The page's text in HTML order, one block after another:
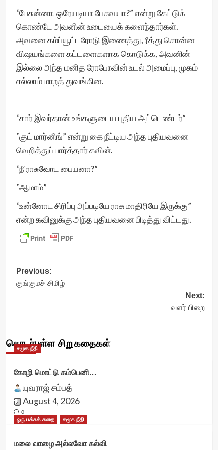
“பேசுன்னா, ஒரேயடியா பேசுவயா?” என்று கேட்டுக்
கொண்டே அவனின் உடையைக் களைந்தார்கள்.
அவனை கம்ப்யூட்டரோடு இணைத்து, ரீத்து சொன்ன
விஷயங்களை கட்டளைகளாக கொடுக்க, அவனின்
இல்லை அந்த மனித ரோபோவின் உடல் அமைப்பு, முகம்
எல்லாம் மாறத் துவங்கின.
“சார் இவர்தான் உங்களுடைய புதிய அட்டெண்டர்”
“குட் மார்னிங்” என்று கை நீட்டிய அந்த புதியவனை
வெறித்துப் பார்த்தார் கவின்.
“நீ ராசுவோட பையனா?”
“ஆமாம்”
“உன்னோட சிரிப்பு அப்படியே ராசு மாதிரியே இருக்கு”
என்ற கவினுக்கு அந்த புதியவனை பிடித்து விட்டது.
Post
navigation
Previous:
குங்குமச் சிமிழ்
Next:
வளர் பிறை
தொடர்புள்ள சிறுகதைகள்
சமூக நீதி
கோழி மொட்டு கம்பெனி…
யுவராஜ் சம்பத்
August 4, 2026
0
ஒரு பக்கக் கதை
சமூக நீதி
மலை வாழை அல்லவோ கல்வி